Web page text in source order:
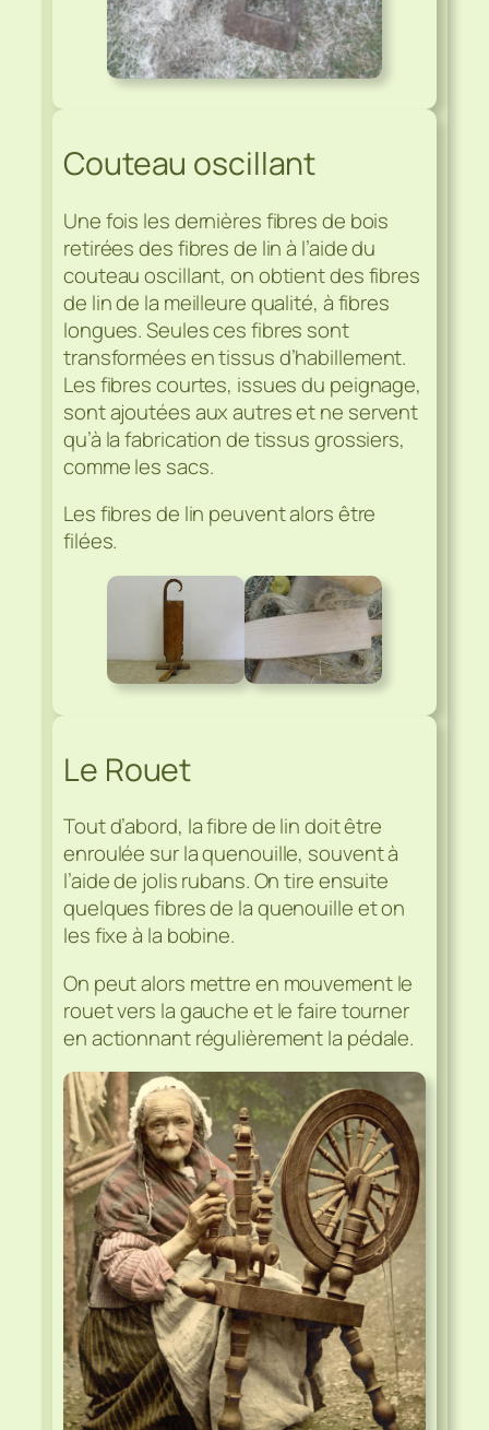
Couteau oscillant
Une fois les dernières fibres de bois
retirées des fibres de lin à l’aide du
couteau oscillant, on obtient des fibres
de lin de la meilleure qualité, à fibres
longues. Seules ces fibres sont
transformées en tissus d’habillement.
Les fibres courtes, issues du peignage,
sont ajoutées aux autres et ne servent
qu’à la fabrication de tissus grossiers,
comme les sacs.
Les fibres de lin peuvent alors être
filées.
Le Rouet
Tout d’abord, la fibre de lin doit être
enroulée sur la quenouille, souvent à
l’aide de jolis rubans. On tire ensuite
quelques fibres de la quenouille et on
les fixe à la bobine.
On peut alors mettre en mouvement le
rouet vers la gauche et le faire tourner
en actionnant régulièrement la pédale.